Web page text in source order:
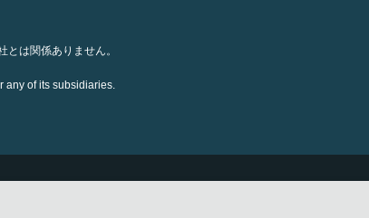
は関係ありません。
of its subsidiaries.